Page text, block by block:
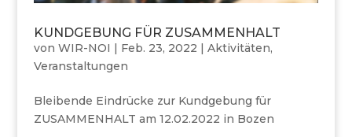
KUNDGEBUNG FÜR ZUSAMMENHALT
von WIR-NOI | Feb. 23, 2022 | Aktivitäten,
Veranstaltungen
Bleibende Eindrücke zur Kundgebung für
ZUSAMMENHALT am 12.02.2022 in Bozen